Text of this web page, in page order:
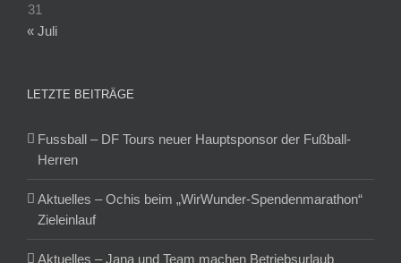
31
« Juli
LETZTE BEITRÄGE
Fussball – DF Tours neuer Hauptsponsor der Fußball-
Herren
Aktuelles – Ochis beim „WirWunder-Spendenmarathon“
Zieleinlauf
Aktuelles – Jana und Team machen Betriebsurlaub